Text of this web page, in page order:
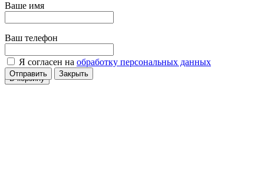
В корзину
В корзину
В корзину
В корзину
В корзину
В корзину
Ваше имя
Ваш телефон
Я согласен на обработку персональных данных
Отправить Закрыть